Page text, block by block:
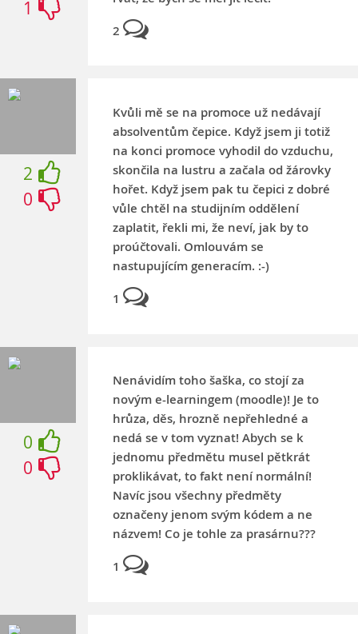
1
2
2
0
Kvůli mě se na promoce už nedávají
absolventům čepice. Když jsem ji totiž
na konci promoce vyhodil do vzduchu,
skončila na lustru a začala od žárovky
hořet. Když jsem pak tu čepici z dobré
vůle chtěl na studijním oddělení
zaplatit, řekli mi, že neví, jak by to
proúčtovali. Omlouvám se
nastupujícím generacím. :-)
1
0
0
Nenávidím toho šaška, co stojí za
novým e-learningem (moodle)! Je to
hrůza, děs, hrozně nepřehledné a
nedá se v tom vyznat! Abych se k
jednomu předmětu musel pětkrát
proklikávat, to fakt není normální!
Navíc jsou všechny předměty
označeny jenom svým kódem a ne
názvem! Co je tohle za prasárnu???
1